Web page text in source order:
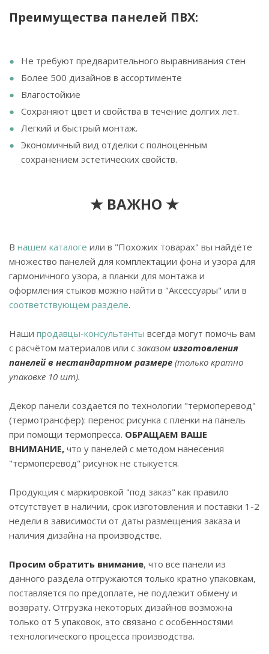
Преимущества панелей ПВХ:
Не требуют предварительного выравнивания стен
Более 500 дизайнов в ассортименте
Влагостойкие
Сохраняют цвет и свойства в течение долгих лет.
Легкий и быстрый монтаж.
Экономичный вид отделки с полноценным
сохранением эстетических свойств.
★ ВАЖНО ★
В нашем каталоге или в "Похожих товарах" вы найдёте
множество панелей для комплектации фона и узора для
гармоничного узора, а планки для монтажа и
оформления стыков можно найти в "Аксессуары" или в
соответствующем разделе.
Наши продавцы-консультанты всегда могут помочь вам
с расчётом материалов или с заказом изготовления
панелей в нестандартном размере (только кратно
упаковке 10 шт).
Декор панели создается по технологии "термоперевод"
(термотрансфер): перенос рисунка с пленки на панель
при помощи термопресса. ОБРАЩАЕМ ВАШЕ
ВНИМАНИЕ, что у панелей с методом нанесения
"термоперевод" рисунок не стыкуется.
Продукция с маркировкой "под заказ" как правило
отсутствует в наличии, срок изготовления и поставки 1-2
недели в зависимости от даты размещения заказа и
наличия дизайна на производстве.
Просим обратить внимание, что все панели из
данного раздела отгружаются только кратно упаковкам,
поставляется по предоплате, не подлежит обмену и
возврату. Отгрузка некоторых дизайнов возможна
только от 5 упаковок, это связано с особенностями
технологического процесса производства.